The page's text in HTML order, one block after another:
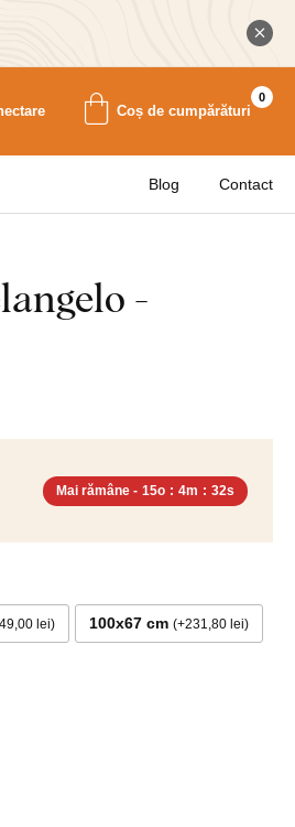
Coș de cumpărături
0
Blog Contact
-
Mai rămâne - 15o : 4m : 30s
+149,00 lei 100x67 cm +231,80 lei